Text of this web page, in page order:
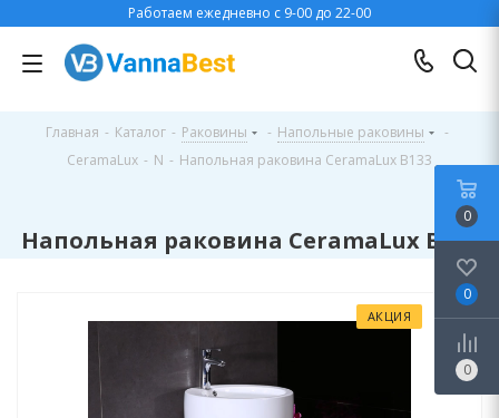
Работаем ежедневно с 9-00 до 22-00
Главная - Каталог - Раковины - Напольные раковины
-
CeramaLux - N - Напольная раковина CeramaLux B133
Напольная раковина CeramaLux B133
АКЦИЯ
0
0
0